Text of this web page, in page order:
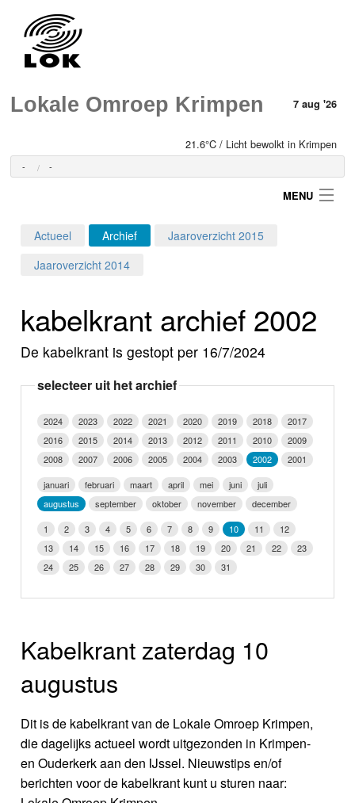
Lokale Omroep Krimpen 7 aug '26
21.6°C / Licht bewolkt in Krimpen
- -
MENU
Programma's
Video
Webcam
Info
Actueel Archief
Jaaroverzicht 2015
Jaaroverzicht 2014
kabelkrant archief 2002
De kabelkrant is gestopt per 16/7/2024
selecteer uit het archief
2024 2023 2022 2021 2020 2019 2018
2017
2016
2015 2014 2013 2012 2011 2010
2009
2008
2007 2006 2005 2004 2003 2002
2001
januari
februari maart april mei juni
juli
augustus
september oktober november
december
1
2 3 4 5 6 7 8 9 10 11
12
13
14 15 16 17 18 19 20 21 22
23
24
25 26 27 28 29 30 31
Kabelkrant zaterdag 10
augustus
Dit is de kabelkrant van de Lokale Omroep Krimpen,
die dagelijks actueel wordt uitgezonden in Krimpen-
en Ouderkerk aan den IJssel. Nieuwstips en/of
berichten voor de kabelkrant kunt u sturen naar: